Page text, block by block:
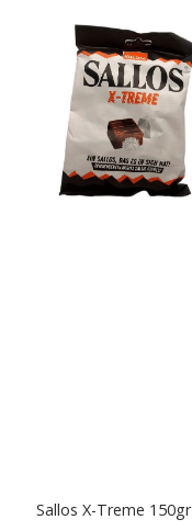
Sallos X-Treme 150gr